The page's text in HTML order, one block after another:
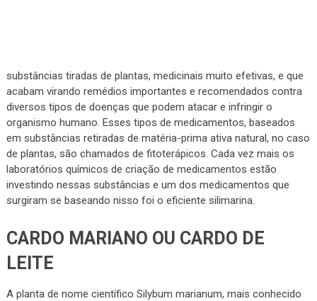
substâncias tiradas de plantas, medicinais muito efetivas, e que
acabam virando remédios importantes e recomendados contra
diversos tipos de doenças que podem atacar e infringir o
organismo humano. Esses tipos de medicamentos, baseados
em substâncias retiradas de matéria-prima ativa natural, no caso
de plantas, são chamados de fitoterápicos. Cada vez mais os
laboratórios químicos de criação de medicamentos estão
investindo nessas substâncias e um dos medicamentos que
surgiram se baseando nisso foi o eficiente silimarina.
CARDO MARIANO OU CARDO DE
LEITE
A planta de nome científico Silybum marianum, mais conhecido